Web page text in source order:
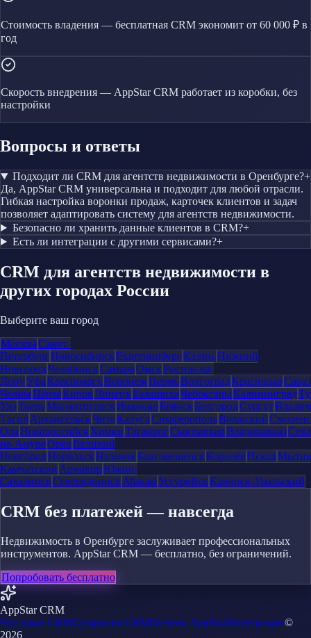
Стоимость владения — бесплатная CRM экономит от 60 000 ₽ в
год
Скорость внедрения — AppStar CRM работает из коробки, без
настройки
Вопросы и ответы
Подходит ли CRM для агентств недвижимости в Оренбурге?+
Да, AppStar CRM универсальна и подходит для любой отрасли.
Гибкая настройка воронки продаж, карточек клиентов и задач
позволяет адаптировать систему для агентств недвижимости.
Безопасно ли хранить данные клиентов в CRM?+
Есть ли интеграции с другими сервисами?+
CRM для агентств недвижимости в
других городах России
Выберите ваш город
МоскваСанкт-
ПетербургНовосибирскЕкатеринбургКазаньНижний
НовгородЧелябинскСамараОмскРостов-на-
ДонуУфаКрасноярскВоронежПермьВолгоградКраснодар
ЧелныПензаКировЛипецкБалашихаЧебоксарыКалининград
УдэТверьМагнитогорскИвановоБрянскБелгородСургут
ТагилАрхангельскЧитаКалугаСимферопольВолжский
ОлаНовороссийскХимкиТаганрогСыктывкарВладикавказ
на-АмуреОрёлВеликий
НовгородНорильскНальчикБлаговещенскКоролёвПсков
Камчатский АрмавирЮжно-
СахалинскСеверодвинскАбаканУссурийскКаменск-Уральский
CRM без платежей — навсегда
Недвижимость в Оренбурге заслуживает профессиональных
инструментов. AppStar CRM — бесплатно, без ограничений.
Попробовать бесплатно
AppStar CRM
Что такое CRMСущности CRMПочему AppStarИнтеграции©
2026